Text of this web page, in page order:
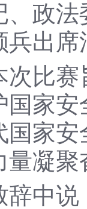
法
兵出席
赛
国家
国家
量凝聚
说